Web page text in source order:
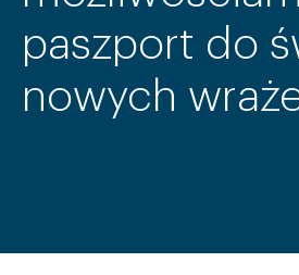
paszport do
nowych